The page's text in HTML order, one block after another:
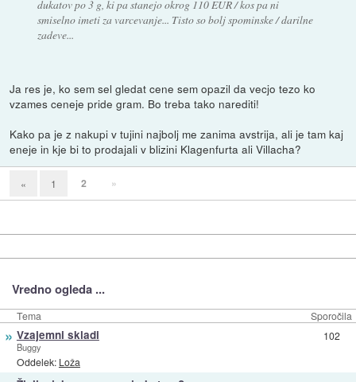
dukatov po 3 g, ki pa stanejo okrog 110 EUR / kos pa ni
smiselno imeti za varcevanje... Tisto so bolj spominske / darilne
zadeve...
Ja res je, ko sem sel gledat cene sem opazil da vecjo tezo ko
vzames ceneje pride gram. Bo treba tako narediti!
Kako pa je z nakupi v tujini najbolj me zanima avstrija, ali je tam kaj
eneje in kje bi to prodajali v blizini Klagenfurta ali Villacha?
« 1 2 »
Vredno ogleda ...
Tema Sporočila
» Vzajemni skladi
Buggy
Oddelek: Loža
102